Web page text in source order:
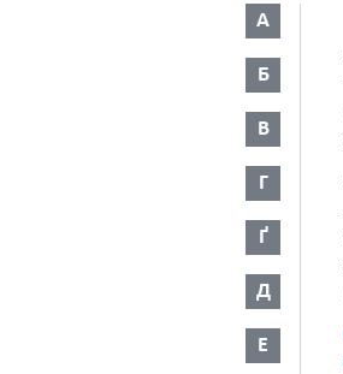
А
Б
В
Г
Ґ
Д
Е